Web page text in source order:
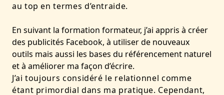
au top en termes d’entraide.
En suivant la formation formateur, j’ai appris à créer
des publicités Facebook, à utiliser de nouveaux
outils mais aussi les bases du référencement naturel
et à améliorer ma façon d’écrire.
J’ai toujours considéré le relationnel comme
étant primordial dans ma pratique. Cependant,